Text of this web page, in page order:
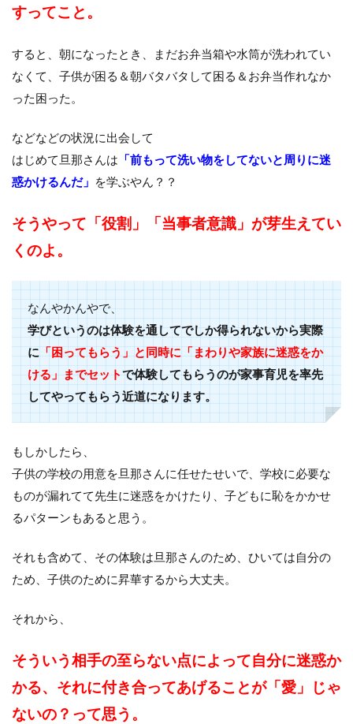
すってこと。
すると、朝になったとき、まだお弁当箱や水筒が洗われてい
なくて、子供が困る＆朝バタバタして困る＆お弁当作れなか
った困った。
などなどの状況に出会して
はじめて旦那さんは 「前もって洗い物をしてないと周りに迷
惑かけるんだ」 を学ぶやん？？
そうやって「役割」「当事者意識」が芽生えてい
くのよ。
なんやかんやで、
学びというのは体験を通してでしか得られないから実際
に「困ってもらう」と同時に「まわりや家族に迷惑をか
ける」までセットで体験してもらうのが家事育児を率先
してやってもらう近道になります。
もしかしたら、
子供の学校の用意を旦那さんに任せたせいで、学校に必要な
ものが漏れてて先生に迷惑をかけたり、子どもに恥をかかせ
るパターンもあると思う。
それも含めて、その体験は旦那さんのため、ひいては自分の
ため、子供のために昇華するから大丈夫。
それから、
そういう相手の至らない点によって自分に迷惑か
かる、それに付き合ってあげることが「愛」じゃ
ないの？って思う。